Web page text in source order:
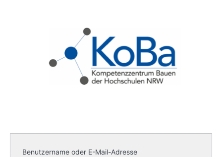
Benutzername oder E-Mail-Adresse